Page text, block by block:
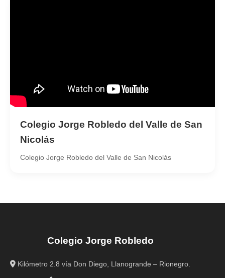
Colegio Jorge Robledo del Valle de San
Nicolás
Colegio Jorge Robledo del Valle de San Nicolás
Colegio Jorge Robledo
Kilómetro 2.8 vía Don Diego, Llanogrande – Rionegro.